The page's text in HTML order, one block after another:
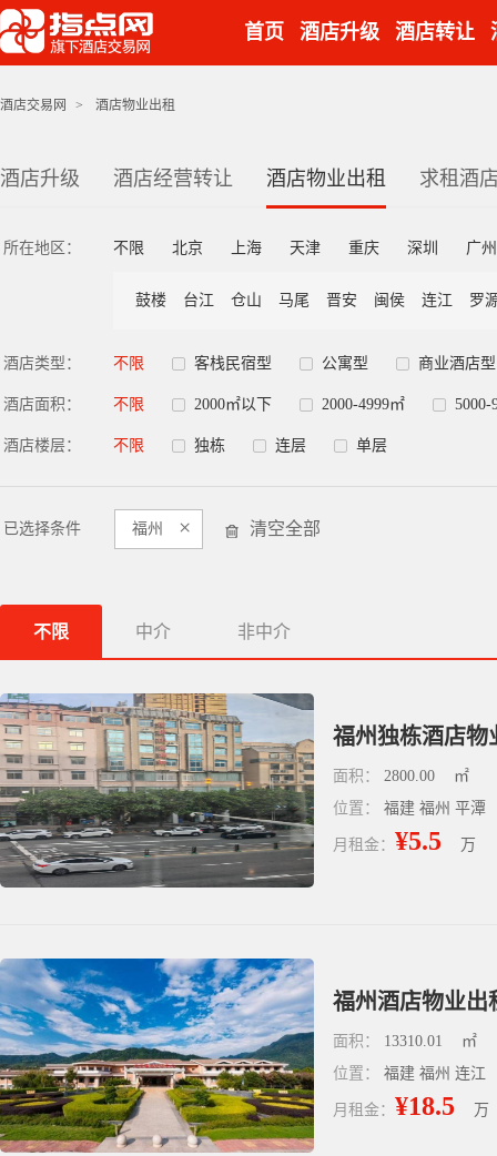
首页 酒店升级 酒店转让
酒店交易网 > 酒店物业出租
酒店升级 酒店经营转让 酒店物业出租 求租酒
所在地区： 不限 北京 上海 天津 重庆 深圳 广州
鼓楼 台江 仓山 马尾 晋安 闽侯 连江 罗
酒店类型： 不限 客栈民宿型 公寓型 商业酒店型
酒店面积： 不限 2000㎡以下 2000-4999㎡ 5000-
酒店楼层： 不限 独栋 连层 单层
已选择条件 福州 × 清空全部
不限 中介 非中介
福州独栋酒店物
面积： 2800.00
㎡
位置： 福建 福州 平潭
月租金： ¥5.5 万
福州酒店物业出
面积： 13310.01
㎡
位置： 福建 福州 连江
月租金： ¥18.5 万